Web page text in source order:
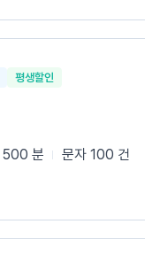
평생할인
500 분 문자 100 건